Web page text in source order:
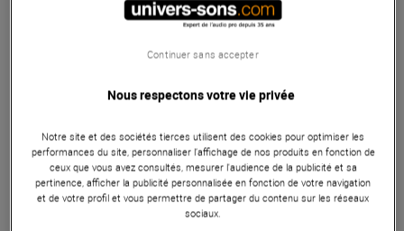
connectivité USB, très utile pour les fonctions d'édition et de
performances du site, personnaliser l’affichage de nos produits en fonction de
pertinence, afficher la publicité personnalisée en fonction de votre navigation
et de votre profil et vous permettre de partager du contenu sur les réseaux
sociaux.
Pour obtenir davantage d'informations et/ou pour modifier vos préférences,
cliquez sur le bouton sur « Paramètres des cookies ». Pour de plus amples
Continuer sans accepter